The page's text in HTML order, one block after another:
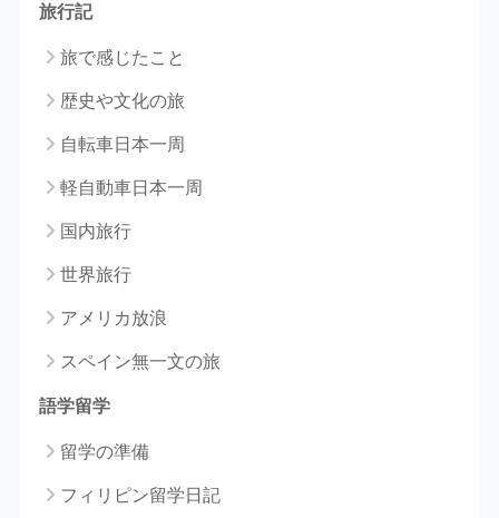
旅行記
旅で感じたこと
歴史や文化の旅
自転車日本一周
軽自動車日本一周
国内旅行
世界旅行
アメリカ放浪
スペイン無一文の旅
語学留学
留学の準備
フィリピン留学日記